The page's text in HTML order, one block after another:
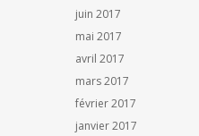
juin 2017
mai 2017
avril 2017
mars 2017
février 2017
janvier 2017